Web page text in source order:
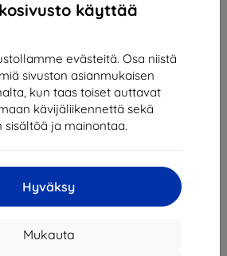
käyttää
evästeitä. Osa niistä
sivuston asianmukaisen
kun taas toiset auttavat
kävijäliikennettä sekä
ja mainontaa.
Hyväksy
Mukauta
Redmi